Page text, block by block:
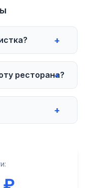
ресторана?